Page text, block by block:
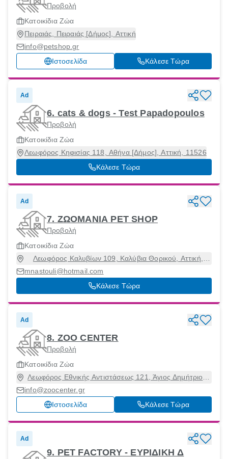
Προβολή
Κατοικίδια Ζώα
Πειραιάς, Πειραιάς [Δήμος], Αττική
info@petshop.gr
Ιστοσελίδα
Κάλεσε Τώρα
Ad
6. cats & dogs - Test Papadopoulos
Προβολή
Κατοικίδια Ζώα
Λεωφόρος Κηφισίας 118, Αθήνα [Δήμος], Αττική, 11526
Κάλεσε Τώρα
Ad
7. ΖΩΟΜΑΝΙΑ PET SHOP
Προβολή
Κατοικίδια Ζώα
Λεωφόρος Καλυβίων 109, Καλύβια Θορικού, Αττική,
mnastouli@hotmail.com
Κάλεσε Τώρα
Ad
8. ZOO CENTER
Προβολή
Κατοικίδια Ζώα
Λεωφόρος Εθνικής Αντιστάσεως 121, Άγιος Δημήτριος,
info@zoocenter.gr
Ιστοσελίδα
Κάλεσε Τώρα
Ad
9. PET FACTORY - ΕΥΡΙΔΙΚΗ Δ